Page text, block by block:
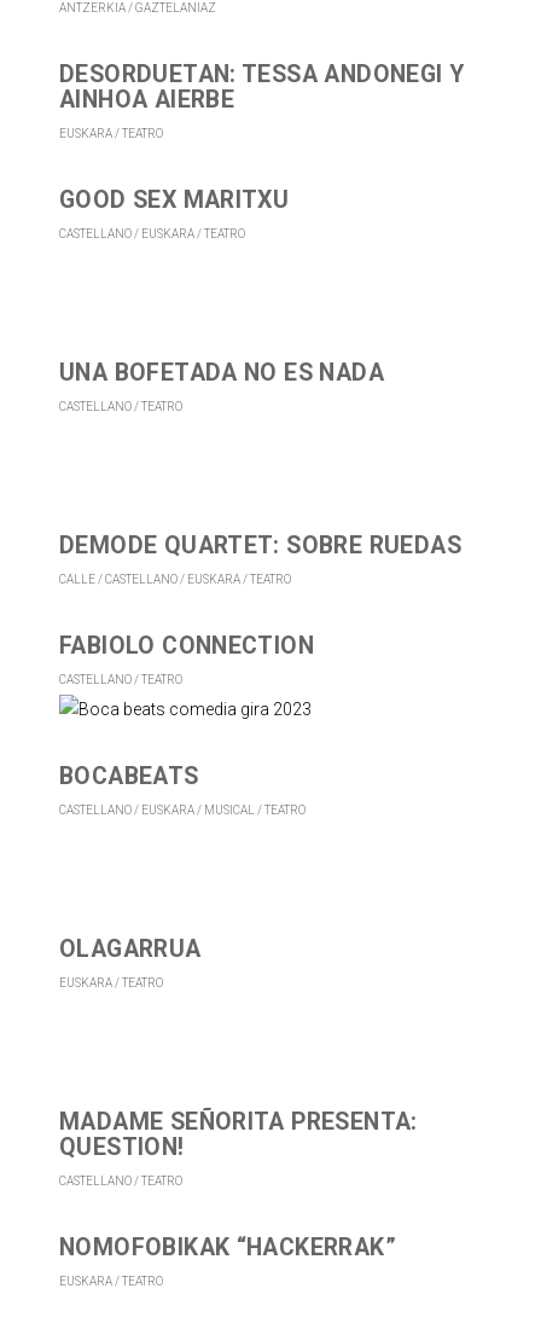
ANTZERKIA GAZTELANIAZ
DESORDUETAN: TESSA ANDONEGI Y
AINHOA AIERBE
EUSKARA TEATRO
GOOD SEX MARITXU
CASTELLANO EUSKARA TEATRO
UNA BOFETADA NO ES NADA
CASTELLANO TEATRO
DEMODE QUARTET: SOBRE RUEDAS
CALLE CASTELLANO EUSKARA TEATRO
FABIOLO CONNECTION
CASTELLANO TEATRO
BOCABEATS
CASTELLANO EUSKARA MUSICAL TEATRO
OLAGARRUA
EUSKARA TEATRO
MADAME SEÑORITA PRESENTA:
QUESTION!
CASTELLANO TEATRO
NOMOFOBIKAK “HACKERRAK”
EUSKARA TEATRO